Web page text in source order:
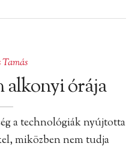
Tamás
órája
a technológiák nyújtotta
miközben nem tudja